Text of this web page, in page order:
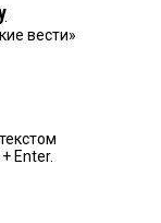
вести»
Enter.